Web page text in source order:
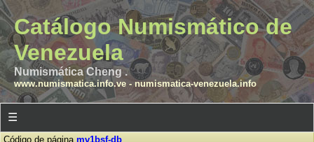
Catálogo Numismático de
Venezuela
Numismática Cheng .
www.numismatica.info.ve- numismatica-venezuela.info
☰
Código de página mv1bsf-db